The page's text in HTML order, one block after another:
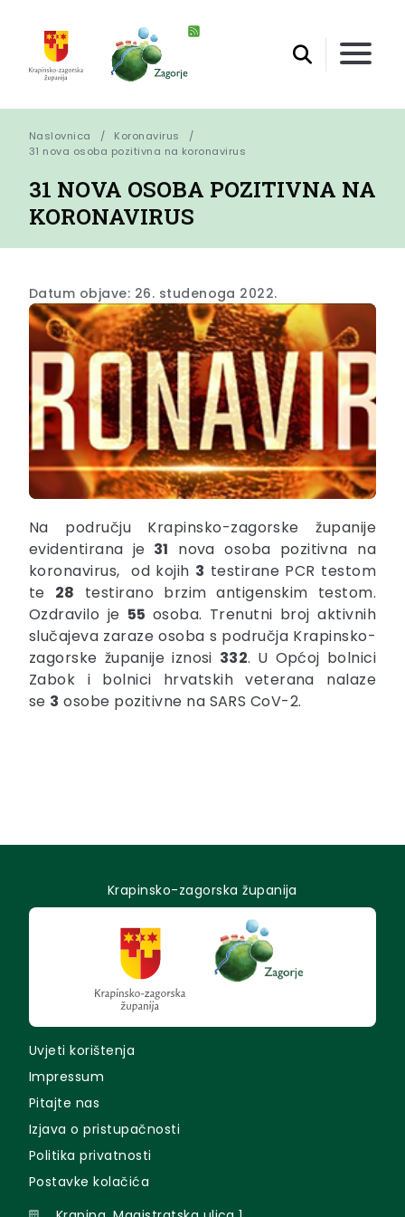
Naslovnica
Koronavirus
31 nova osoba pozitivna na koronavirus
31 NOVA OSOBA POZITIVNA NA
KORONAVIRUS
Datum objave: 26. studenoga 2022.
Na području Krapinsko-zagorske županije
evidentirana je 31 nova osoba pozitivna na
koronavirus, od kojih 3 testirane PCR testom
te 28 testirano brzim antigenskim testom.
Ozdravilo je 55 osoba. Trenutni broj aktivnih
slučajeva zaraze osoba s područja Krapinsko-
zagorske županije iznosi 332. U Općoj bolnici
Zabok i bolnici hrvatskih veterana nalaze
se 3 osobe pozitivne na SARS CoV-2.
Krapinsko-zagorska županija
Uvjeti korištenja
Impressum
Pitajte nas
Izjava o pristupačnosti
Politika privatnosti
Postavke kolačića